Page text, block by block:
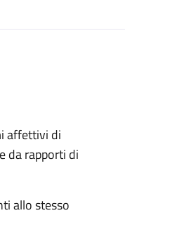
affettivi di
da rapporti di
allo stesso